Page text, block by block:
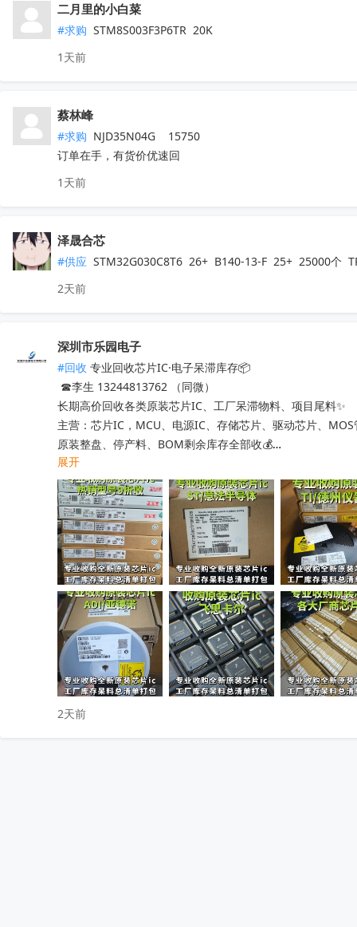
二月里的小白菜
#求购 STM8S003F3P6TR  20K
1天前
蔡林峰
#求购 NJD35N04G    15750
订单在手，有货价优速回
1天前
泽晟合芯
#供应 STM32G030C8T6  26+  B140-13-F  25+  25000个
2天前
深圳市乐园电子
#回收 专业回收芯片IC·电子呆滞库存📦
☎李生 13244813762 （同微）
长期高价回收各类原装芯片IC、工厂呆滞物料、项目尾料✨
主营：芯片IC，MCU、电源IC、存储芯片、驱动芯片、
原装整盘、停产料、BOM剩余库存全部收💰
工厂清仓、项目取消、仓库积压、过期呆滞物料均可处理
专业人员上门清点核验，报价透明无套路，现款现结不压款
小批量散料、大批量整仓囤货统一打包回收，全程保密处理
快速清空仓库，释放仓储空间，高效盘活闲置物料回笼资金
覆盖全国上门收货，珠三角、深圳区域当日上门看货📱
只需提供型号、数量、实物照片，免费快速精准估价
无中间商层层压价，出价高于同行，一站式清库存省心省力
有闲置电子库存欢迎随时联系洽谈！
收起
展开
2天前